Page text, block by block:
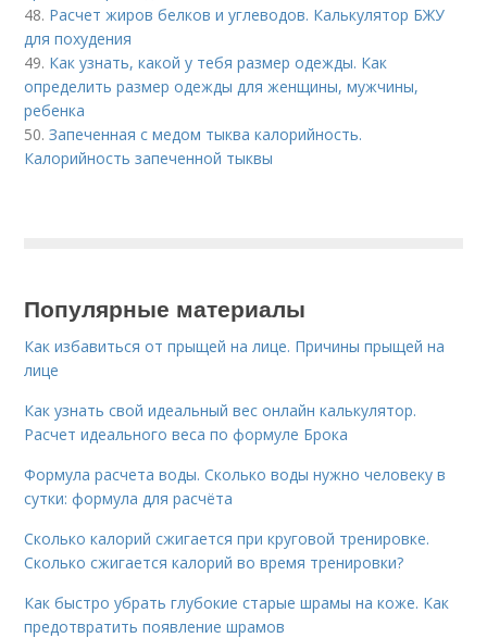
48. Расчет жиров белков и углеводов. Калькулятор БЖУ
для похудения
49. Как узнать, какой у тебя размер одежды. Как
определить размер одежды для женщины, мужчины,
ребенка
50.Запеченная с медом тыква калорийность.
Калорийность запеченной тыквы
Популярные материалы
Как избавиться от прыщей на лице. Причины прыщей на
лице
Как узнать свой идеальный вес онлайн калькулятор.
Расчет идеального веса по формуле Брока
Формула расчета воды. Сколько воды нужно человеку в
сутки: формула для расчёта
Сколько калорий сжигается при круговой тренировке.
Сколько сжигается калорий во время тренировки?
Как быстро убрать глубокие старые шрамы на коже. Как
предотвратить появление шрамов